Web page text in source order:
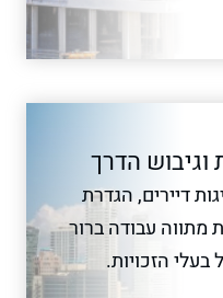
וגיבוש הדרך
דיירים, הגדרת
מתווה עבודה ברור
הזכויות.